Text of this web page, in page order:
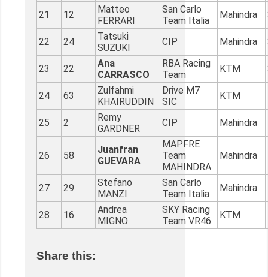
21 12
Matteo
FERRARI
San Carlo
Team Italia
Mahindra
22 24
Tatsuki
SUZUKI
CIP Mahindra
23 22
Ana
CARRASCO
RBA Racing
Team
KTM
24 63
Zulfahmi
KHAIRUDDIN
Drive M7
SIC
KTM
25 2
Remy
GARDNER
CIP Mahindra
26 58
Juanfran
GUEVARA
MAPFRE
Team
MAHINDRA
Mahindra
27 29
Stefano
MANZI
San Carlo
Team Italia
Mahindra
28 16
Andrea
MIGNO
SKY Racing
Team VR46
KTM
Share this: